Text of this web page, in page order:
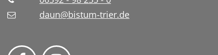
daun@bistum-trier.de